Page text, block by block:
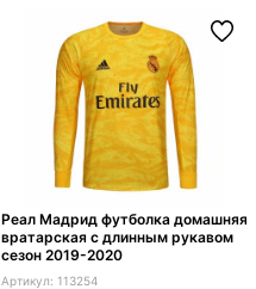
Реал Мадрид футболка домашняя
вратарская с длинным рукавом
сезон 2019-2020
113254